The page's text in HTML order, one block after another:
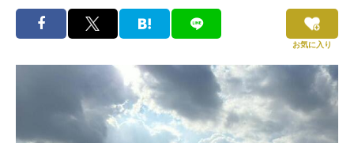
お気に入り